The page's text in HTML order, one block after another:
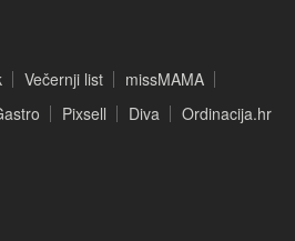
Večernji list
missMAMA
Pixsell Diva Ordinacija.hr